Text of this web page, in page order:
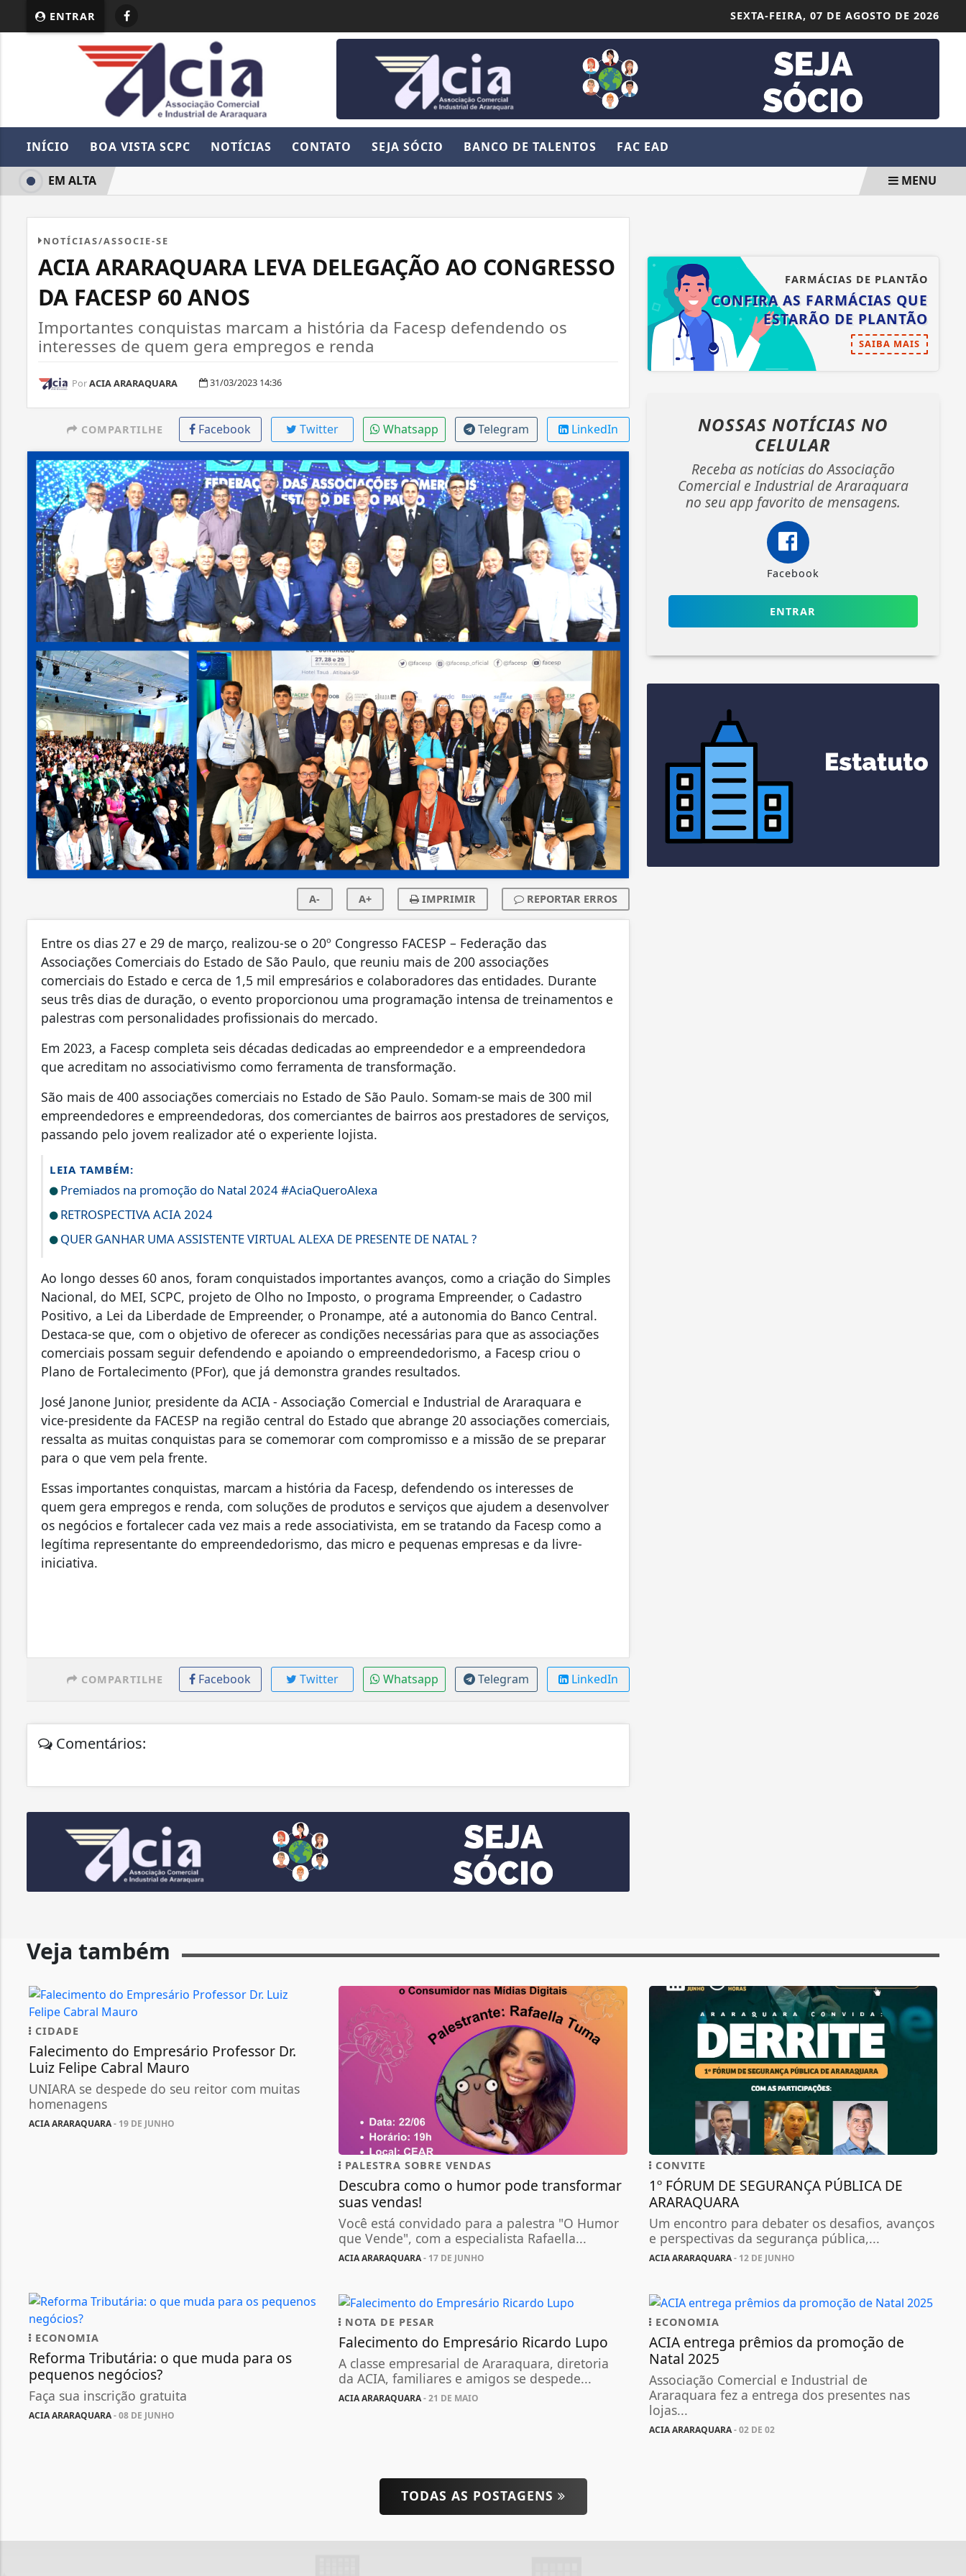
ENTRAR SEXTA-FEIRA, 07 DE AGOSTO DE 2026
INÍCIO BOA VISTA SCPC NOTÍCIAS CONTATO SEJA SÓCIO BANCO DE TALENTOS FAC EAD
EM ALTA MENU
NOTÍCIAS/ASSOCIE-SE
ACIA ARARAQUARA LEVA DELEGAÇÃO AO CONGRESSO
DA FACESP 60 ANOS
Importantes conquistas marcam a história da Facesp defendendo os
interesses de quem gera empregos e renda
PorACIA ARARAQUARA 31/03/2023 14:36
COMPARTILHE Facebook Twitter Whatsapp Telegram LinkedIn
A- A+ IMPRIMIR REPORTAR ERROS
Entre os dias 27 e 29 de março, realizou-se o 20º Congresso FACESP – Federação das
Associações Comerciais do Estado de São Paulo, que reuniu mais de 200 associações
comerciais do Estado e cerca de 1,5 mil empresários e colaboradores das entidades. Durante
seus três dias de duração, o evento proporcionou uma programação intensa de treinamentos e
palestras com personalidades profissionais do mercado.
Em 2023, a Facesp completa seis décadas dedicadas ao empreendedor e a empreendedora
que acreditam no associativismo como ferramenta de transformação.
São mais de 400 associações comerciais no Estado de São Paulo. Somam-se mais de 300 mil
empreendedores e empreendedoras, dos comerciantes de bairros aos prestadores de serviços,
passando pelo jovem realizador até o experiente lojista.
LEIA TAMBÉM:
Premiados na promoção do Natal 2024 #AciaQueroAlexa
RETROSPECTIVA ACIA 2024
QUER GANHAR UMA ASSISTENTE VIRTUAL ALEXA DE PRESENTE DE NATAL ?
Ao longo desses 60 anos, foram conquistados importantes avanços, como a criação do Simples
Nacional, do MEI, SCPC, projeto de Olho no Imposto, o programa Empreender, o Cadastro
Positivo, a Lei da Liberdade de Empreender, o Pronampe, até a autonomia do Banco Central.
Destaca-se que, com o objetivo de oferecer as condições necessárias para que as associações
comerciais possam seguir defendendo e apoiando o empreendedorismo, a Facesp criou o
Plano de Fortalecimento (PFor), que já demonstra grandes resultados.
José Janone Junior, presidente da ACIA - Associação Comercial e Industrial de Araraquara e
vice-presidente da FACESP na região central do Estado que abrange 20 associações comerciais,
ressalta as muitas conquistas para se comemorar com compromisso e a missão de se preparar
para o que vem pela frente.
Essas importantes conquistas, marcam a história da Facesp, defendendo os interesses de
quem gera empregos e renda, com soluções de produtos e serviços que ajudem a desenvolver
os negócios e fortalecer cada vez mais a rede associativista, em se tratando da Facesp como a
legítima representante do empreendedorismo, das micro e pequenas empresas e da livre-
iniciativa.
COMPARTILHE Facebook Twitter Whatsapp Telegram LinkedIn
Comentários:
FARMÁCIAS DE PLANTÃO
CONFIRA AS FARMÁCIAS QUE
ESTARÃO DE PLANTÃO
SAIBA MAIS
NOSSAS NOTÍCIAS NO
CELULAR
Receba as notícias do Associação
Comercial e Industrial de Araraquara
no seu app favorito de mensagens.
Facebook
ENTRAR
Veja também
CIDADE
Falecimento do Empresário Professor Dr.
Luiz Felipe Cabral Mauro
UNIARA se despede do seu reitor com muitas
homenagens
ACIA ARARAQUARA- 19 DE JUNHO
PALESTRA SOBRE VENDAS
Descubra como o humor pode transformar
suas vendas!
Você está convidado para a palestra "O Humor
que Vende", com a especialista Rafaella...
ACIA ARARAQUARA- 17 DE JUNHO
CONVITE
1º FÓRUM DE SEGURANÇA PÚBLICA DE
ARARAQUARA
Um encontro para debater os desafios, avanços
e perspectivas da segurança pública,...
ACIA ARARAQUARA- 12 DE JUNHO
ECONOMIA
Reforma Tributária: o que muda para os
pequenos negócios?
Faça sua inscrição gratuita
ACIA ARARAQUARA- 08 DE JUNHO
NOTA DE PESAR
Falecimento do Empresário Ricardo Lupo
A classe empresarial de Araraquara, diretoria
da ACIA, familiares e amigos se despede...
ACIA ARARAQUARA- 21 DE MAIO
ECONOMIA
ACIA entrega prêmios da promoção de
Natal 2025
Associação Comercial e Industrial de
Araraquara fez a entrega dos presentes nas
lojas...
ACIA ARARAQUARA- 02 DE 02
TODAS AS POSTAGENS